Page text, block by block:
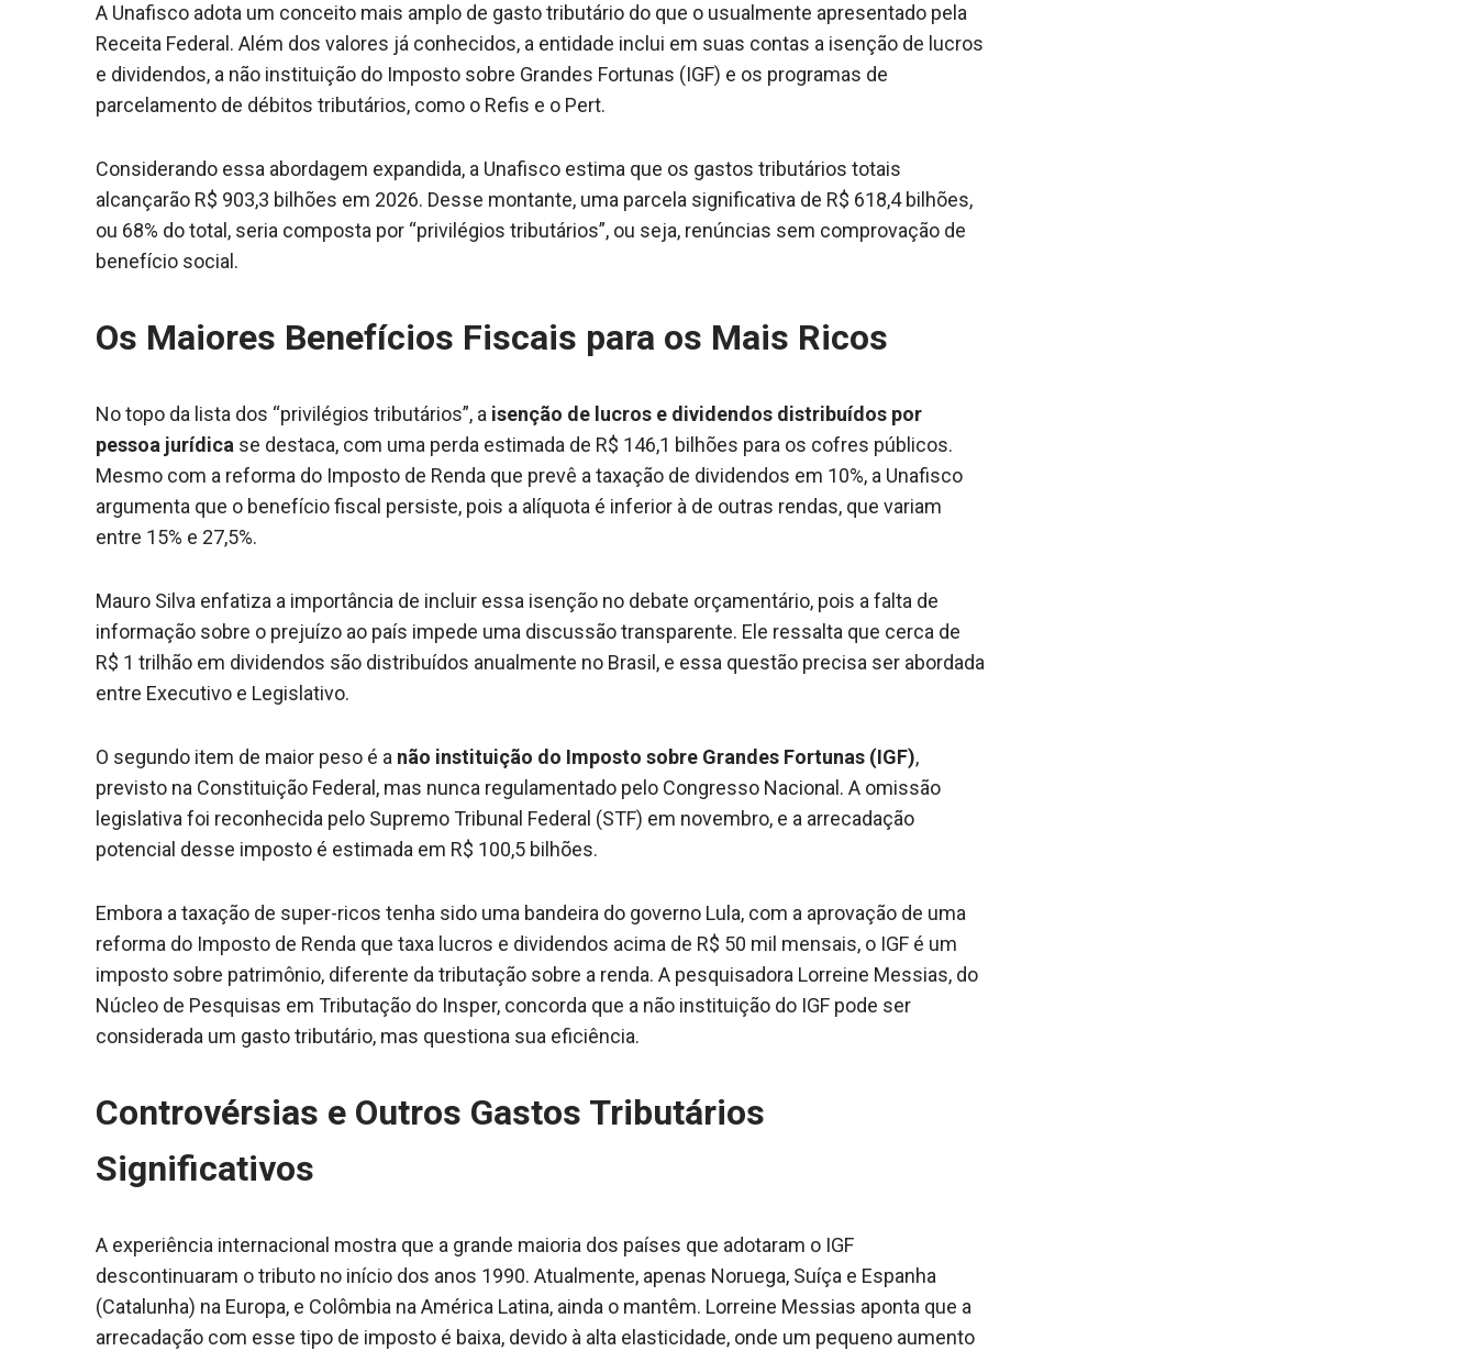
A Unafisco adota um conceito mais amplo de gasto tributário do que o usualmente apresentado pela
Receita Federal. Além dos valores já conhecidos, a entidade inclui em suas contas a isenção de lucros
e dividendos, a não instituição do Imposto sobre Grandes Fortunas (IGF) e os programas de
parcelamento de débitos tributários, como o Refis e o Pert.
Considerando essa abordagem expandida, a Unafisco estima que os gastos tributários totais
alcançarão R$ 903,3 bilhões em 2026. Desse montante, uma parcela significativa de R$ 618,4 bilhões,
ou 68% do total, seria composta por “privilégios tributários”, ou seja, renúncias sem comprovação de
benefício social.
Os Maiores Benefícios Fiscais para os Mais Ricos
No topo da lista dos “privilégios tributários”, a isenção de lucros e dividendos distribuídos por
pessoa jurídica se destaca, com uma perda estimada de R$ 146,1 bilhões para os cofres públicos.
Mesmo com a reforma do Imposto de Renda que prevê a taxação de dividendos em 10%, a Unafisco
argumenta que o benefício fiscal persiste, pois a alíquota é inferior à de outras rendas, que variam
entre 15% e 27,5%.
Mauro Silva enfatiza a importância de incluir essa isenção no debate orçamentário, pois a falta de
informação sobre o prejuízo ao país impede uma discussão transparente. Ele ressalta que cerca de
R$ 1 trilhão em dividendos são distribuídos anualmente no Brasil, e essa questão precisa ser abordada
entre Executivo e Legislativo.
O segundo item de maior peso é a não instituição do Imposto sobre Grandes Fortunas (IGF),
previsto na Constituição Federal, mas nunca regulamentado pelo Congresso Nacional. A omissão
legislativa foi reconhecida pelo Supremo Tribunal Federal (STF) em novembro, e a arrecadação
potencial desse imposto é estimada em R$ 100,5 bilhões.
Embora a taxação de super-ricos tenha sido uma bandeira do governo Lula, com a aprovação de uma
reforma do Imposto de Renda que taxa lucros e dividendos acima de R$ 50 mil mensais, o IGF é um
imposto sobre patrimônio, diferente da tributação sobre a renda. A pesquisadora Lorreine Messias, do
Núcleo de Pesquisas em Tributação do Insper, concorda que a não instituição do IGF pode ser
considerada um gasto tributário, mas questiona sua eficiência.
Controvérsias e Outros Gastos Tributários
Significativos
A experiência internacional mostra que a grande maioria dos países que adotaram o IGF
descontinuaram o tributo no início dos anos 1990. Atualmente, apenas Noruega, Suíça e Espanha
(Catalunha) na Europa, e Colômbia na América Latina, ainda o mantêm. Lorreine Messias aponta que a
arrecadação com esse tipo de imposto é baixa, devido à alta elasticidade, onde um pequeno aumento